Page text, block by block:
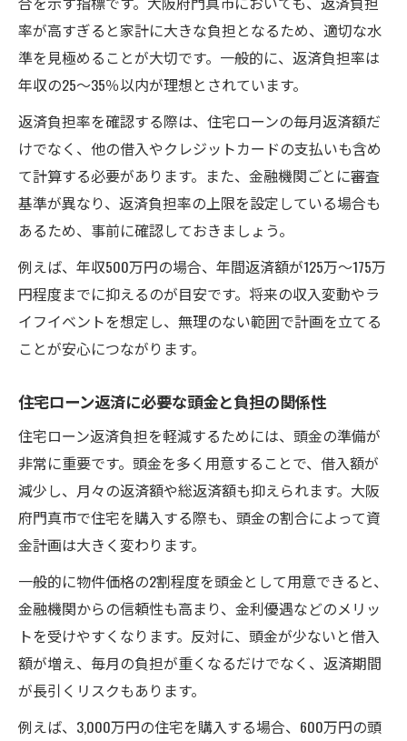
率が高すぎると家計に大きな負担となるため、適切な水
準を見極めることが大切です。一般的に、返済負担率は
年収の25～35％以内が理想とされています。
返済負担率を確認する際は、住宅ローンの毎月返済額だ
けでなく、他の借入やクレジットカードの支払いも含め
て計算する必要があります。また、金融機関ごとに審査
基準が異なり、返済負担率の上限を設定している場合も
あるため、事前に確認しておきましょう。
例えば、年収500万円の場合、年間返済額が125万～175万
円程度までに抑えるのが目安です。将来の収入変動やラ
イフイベントを想定し、無理のない範囲で計画を立てる
ことが安心につながります。
住宅ローン返済に必要な頭金と負担の関係性
住宅ローン返済負担を軽減するためには、頭金の準備が
非常に重要です。頭金を多く用意することで、借入額が
減少し、月々の返済額や総返済額も抑えられます。大阪
府門真市で住宅を購入する際も、頭金の割合によって資
金計画は大きく変わります。
一般的に物件価格の2割程度を頭金として用意できると、
金融機関からの信頼性も高まり、金利優遇などのメリッ
トを受けやすくなります。反対に、頭金が少ないと借入
額が増え、毎月の負担が重くなるだけでなく、返済期間
が長引くリスクもあります。
例えば、3,000万円の住宅を購入する場合、600万円の頭